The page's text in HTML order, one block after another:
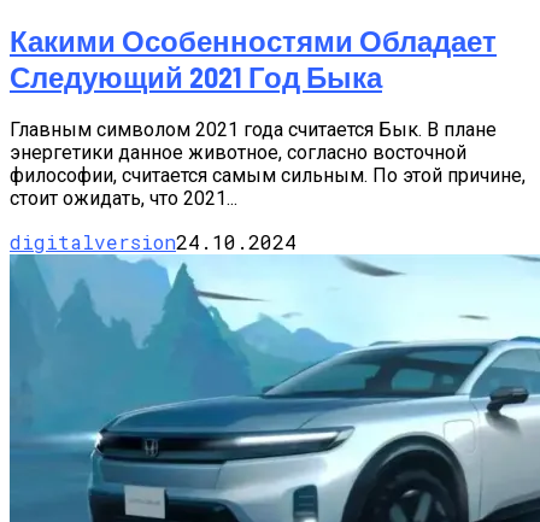
Какими Особенностями Обладает
Следующий 2021 Год Быка
Главным символом 2021 года считается Бык. В плане
энергетики данное животное, согласно восточной
философии, считается самым сильным. По этой причине,
стоит ожидать, что 2021...
digitalversion24.10.2024